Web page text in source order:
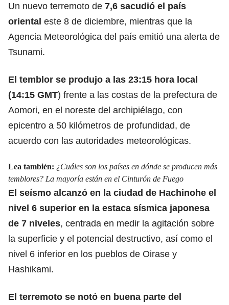
Un nuevo terremoto de 7,6 sacudió el país
oriental este 8 de diciembre, mientras que la
Agencia Meteorológica del país emitió una alerta de
Tsunami.
El temblor se produjo a las 23:15 hora local
(14:15 GMT) frente a las costas de la prefectura de
Aomori, en el noreste del archipiélago, con
epicentro a 50 kilómetros de profundidad, de
acuerdo con las autoridades meteorológicas.
Lea también: ¿Cuáles son los países en dónde se producen más
temblores? La mayoría están en el Cinturón de Fuego
El seísmo alcanzó en la ciudad de Hachinohe el
nivel 6 superior en la estaca sísmica japonesa
de 7 niveles, centrada en medir la agitación sobre
la superficie y el potencial destructivo, así como el
nivel 6 inferior en los pueblos de Oirase y
Hashikami.
El terremoto se notó en buena parte del